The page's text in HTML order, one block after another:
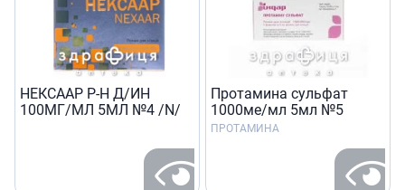
НЕКСААР Р-H Д/ИН
100МГ/МЛ 5МЛ №4 /N/
Протамина сульфат
1000ме/мл 5мл №5
ПРОТАМИНА